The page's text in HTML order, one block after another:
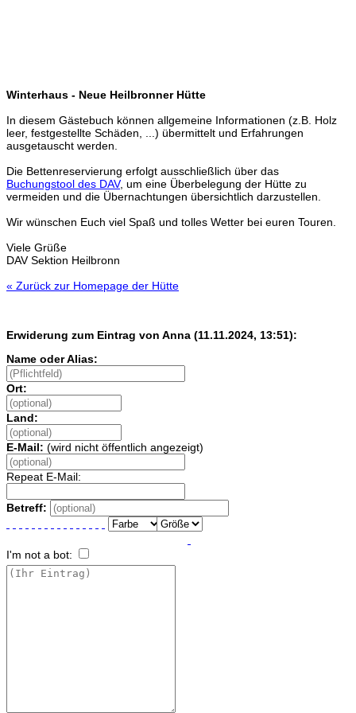
Winterhaus - Neue Heilbronner Hütte
In diesem Gästebuch können allgemeine Informationen (z.B. Holz
leer, festgestellte Schäden, ...) übermittelt und Erfahrungen
ausgetauscht werden.
Die Bettenreservierung erfolgt ausschließlich über das
Buchungstool des DAV, um eine Überbelegung der Hütte zu
vermeiden und die Übernachtungen übersichtlich darzustellen.
Wir wünschen Euch viel Spaß und tolles Wetter bei euren Touren.
Viele Grüße
DAV Sektion Heilbronn
« Zurück zur Homepage der Hütte
Erwiderung zum Eintrag von Anna (11.11.2024, 13:51):
Name oder Alias:
Ort:
Land:
E-Mail: (wird nicht öffentlich angezeigt)
Repeat E-Mail:
Betreff:
I'm not a bot: